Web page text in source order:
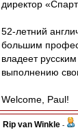
директор
52-летний
большим
владеет
выполнению
Welcome, Paul!
Rip van Winkle -